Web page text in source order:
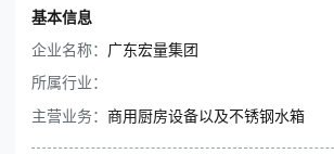
基本信息
企业名称： 广东宏量集团
所属行业：
主营业务： 商用厨房设备以及不锈钢水箱